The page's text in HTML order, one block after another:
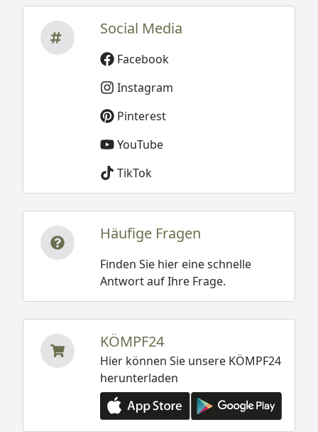
Social Media
Facebook
Instagram
Pinterest
YouTube
TikTok
Häufige Fragen
Finden Sie hier eine schnelle
Antwort auf Ihre Frage.
KÖMPF24
Hier können Sie unsere KÖMPF24
herunterladen